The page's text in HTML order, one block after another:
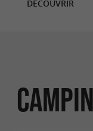
DÉCOUVRIR